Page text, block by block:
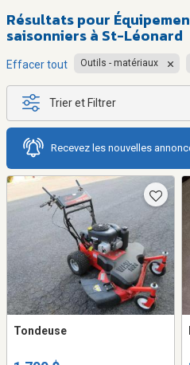
Résultats pour
saisonniers à St-Léonard
Effacer tout Outils - matériaux
Trier et Filtrer
Recevez les nouvelles
Tondeuse